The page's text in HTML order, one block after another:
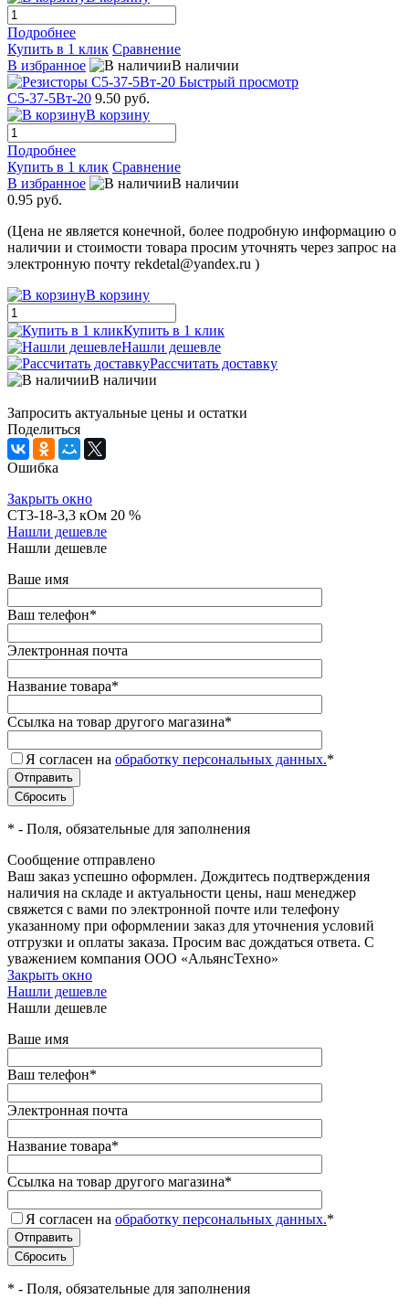
Подробнее
Купить в 1 клик Сравнение
В избранное
В наличии
Быстрый просмотр
С5-37-5Вт-20 9.50 руб.
В корзину
Подробнее
Купить в 1 клик Сравнение
В избранное
В наличии
0.95 руб.
(Цена не является конечной, более подробную информацию о
наличии и стоимости товара просим уточнять через запрос на
электронную почту rekdetal@yandex.ru )
В корзину
Купить в 1 клик
Нашли дешевле
Рассчитать доставку
В наличии
Запросить актуальные цены и остатки
Поделиться
Ошибка
Закрыть окно
СТ3-18-3,3 кОм 20 %
Нашли дешевле
Нашли дешевле
Ваше имя
Ваш телефон*
Электронная почта
Название товара*
Ссылка на товар другого магазина*
Я согласен на обработку персональных данных.*
* - Поля, обязательные для заполнения
Сообщение отправлено
Ваш заказ успешно оформлен. Дождитесь подтверждения
наличия на складе и актуальности цены, наш менеджер
свяжется с вами по электронной почте или телефону
указанному при оформлении заказ для уточнения условий
отгрузки и оплаты заказа. Просим вас дождаться ответа. С
уважением компания ООО «АльянсТехно»
Закрыть окно
Нашли дешевле
Нашли дешевле
Ваше имя
Ваш телефон*
Электронная почта
Название товара*
Ссылка на товар другого магазина*
Я согласен на обработку персональных данных.*
* - Поля, обязательные для заполнения